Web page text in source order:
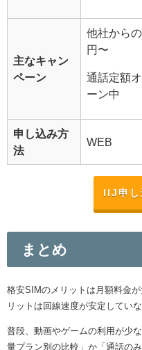
主なキャン
ペーン
他社から
円〜
通話定額
ーン中
申し込み方
法
WEB
IIJ申し
まとめ
格安SIMのメリットは月額料金
リットは回線速度が安定してい
普段、動画やゲームの利用が少
量プラン別の比較」か「通話の